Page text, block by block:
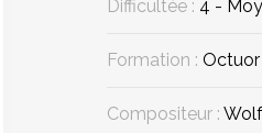
Difficultée : 4 -
Formation : Octuor
Compositeur :